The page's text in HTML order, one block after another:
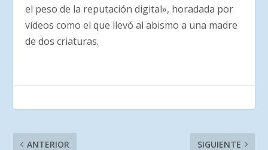
el peso de la reputación digital», horadada por
vídeos como el que llevó al abismo a una madre
de dos criaturas.
ANTERIOR SIGUIENTE